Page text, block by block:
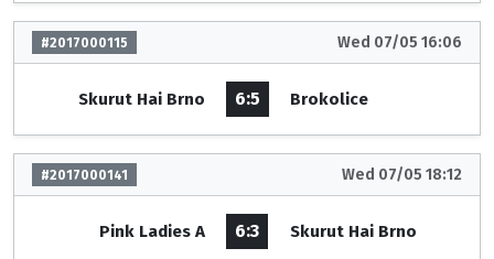
#2017000115 Wed 07/05 16:06
Skurut Hai Brno 6:5 Brokolice
#2017000141 Wed 07/05 18:12
Pink Ladies A 6:3 Skurut Hai Brno